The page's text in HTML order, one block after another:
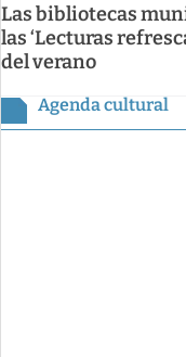
Las bibliotecas
las ‘Lecturas
del verano
Agenda cultural